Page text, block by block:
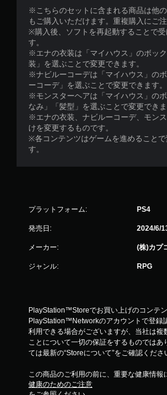
※こちらのセットに含まれる商品は他
もご購入いただけます。重複購入にご注
※購入後、ソフトを再起動することで
す。
※エナの衣装は「マイハウス」のボッ
装」を選ぶことで変更できます。
※ナビルーコーデは「マイハウス」の
ーコーデ」を選ぶことで変更できます。
※モンスターヘアは「マイハウス」の
なみ」「髪型」を選ぶことで変更できま
※エナの衣装、ナビルーコーデ、モン
けを変更するものです。
※各コンテンツはゲームを進めることで
す。
プラットフォーム: PS4
発売日: 2024/6/
メーカー: (株)カプ
ジャンル: RPG
PlayStation™Storeでお買い上げのコンテ
PlayStation™Networkのアカウントで登録
利用できる場合がございますが、当社は複
ことについて一切の保証をするものではあ
ては最新の“Storeについて”をご確認くださ
この商品のご利用の前に、重要な健康情報
健康のためのご注意